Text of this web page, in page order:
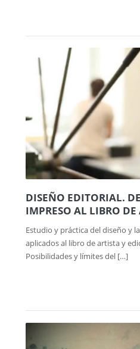
DISEÑO EDITORIAL.
IMPRESO AL LIBRO DE
Estudio y práctica del diseño y
aplicados al libro de artista y
Posibilidades y límites del […]